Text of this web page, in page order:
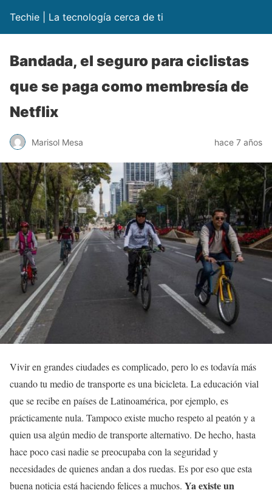
Techie | La tecnología cerca de ti
Bandada, el seguro para ciclistas
que se paga como membresía de
Netflix
Marisol Mesa hace 7 años
Vivir en grandes ciudades es complicado, pero lo es todavía más
cuando tu medio de transporte es una bicicleta. La educación vial
que se recibe en países de Latinoamérica, por ejemplo, es
prácticamente nula. Tampoco existe mucho respeto al peatón y a
quien usa algún medio de transporte alternativo. De hecho, hasta
hace poco casi nadie se preocupaba con la seguridad y
necesidades de quienes andan a dos ruedas. Es por eso que esta
buena noticia está haciendo felices a muchos. Ya existe un